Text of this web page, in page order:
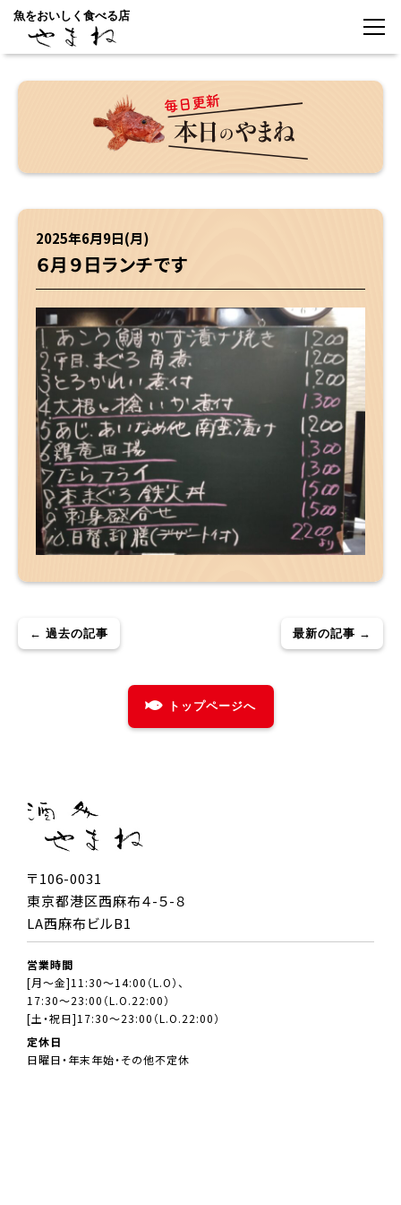
魚をおいしく食べる店
2025年6月9日(月)
６月９日ランチです
← 過去の記事 最新の記事 →
トップページへ
〒106-0031
東京都港区西麻布４-５-８
LA西麻布ビルB1
営業時間
[月～金]11:30～14:00（L.O）、
17:30～23:00（L.O.22:00）
[土・祝日]17:30～23:00（L.O.22:00）
定休日
日曜日・年末年始・その他不定休